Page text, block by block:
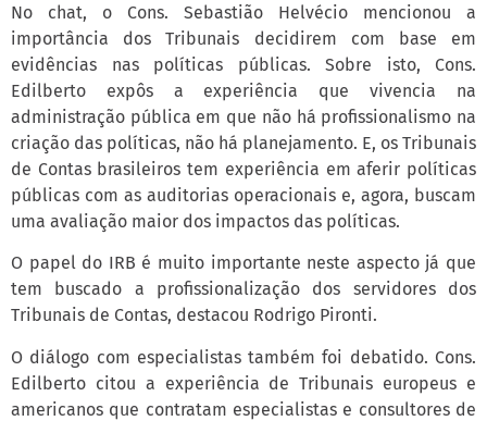
No chat, o Cons. Sebastião Helvécio mencionou a
importância dos Tribunais decidirem com base em
evidências nas políticas públicas. Sobre isto, Cons.
Edilberto expôs a experiência que vivencia na
administração pública em que não há profissionalismo na
criação das políticas, não há planejamento. E, os Tribunais
de Contas brasileiros tem experiência em aferir políticas
públicas com as auditorias operacionais e, agora, buscam
uma avaliação maior dos impactos das políticas.
O papel do IRB é muito importante neste aspecto já que
tem buscado a profissionalização dos servidores dos
Tribunais de Contas, destacou Rodrigo Pironti.
O diálogo com especialistas também foi debatido. Cons.
Edilberto citou a experiência de Tribunais europeus e
americanos que contratam especialistas e consultores de